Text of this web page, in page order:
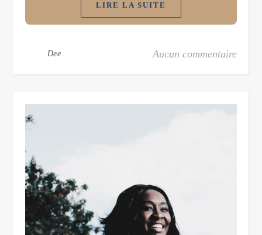
LIRE LA SUITE
Dee Aucun commentaire